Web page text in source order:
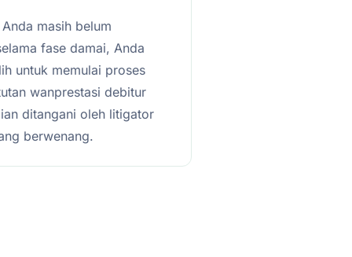
masih belum
fase damai, Anda
untuk memulai proses
wanprestasi debitur
ditangani oleh litigator
berwenang.